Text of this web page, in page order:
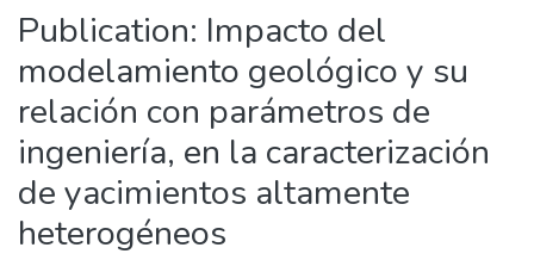
Publication: Impacto del
modelamiento geológico y su
relación con parámetros de
ingeniería, en la caracterización
de yacimientos altamente
heterogéneos